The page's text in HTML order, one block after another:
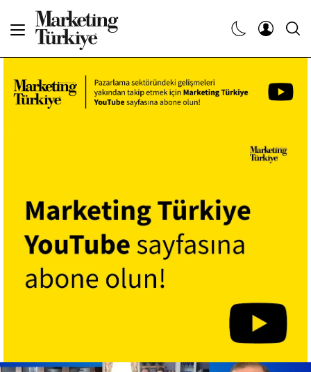
Haberler
Etkinlikler
Söyleşiler
Kariyer
Araştırma